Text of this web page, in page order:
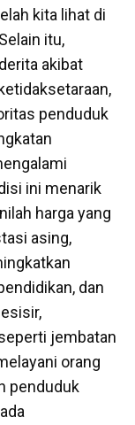
kita lihat di
itu,
akibat
penduduk
ini menarik
harga yang
asing,
dan
jembatan
orang
penduduk